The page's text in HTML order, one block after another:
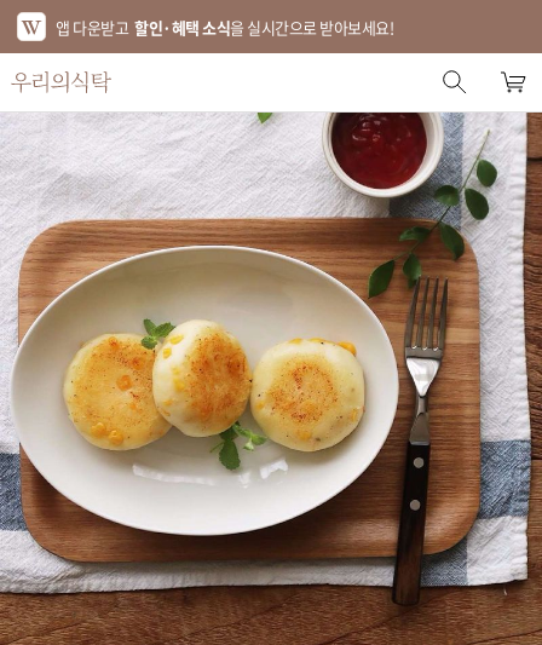
앱 다운받고 할인·혜택 소식을 실시간으로 받아보세요!
스토어 홈
에디터 추천
한정특가
베스트
신상품
기획전
브랜드
푸드
키친
리빙
가전